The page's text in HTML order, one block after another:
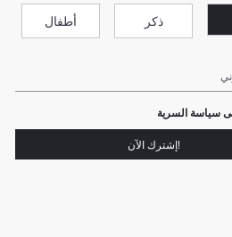
ذكر أطفال
سياسة السرية
!إشترك الآن